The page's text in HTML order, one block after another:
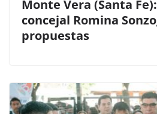
Monte Vera (Santa
concejal Romina
propuestas